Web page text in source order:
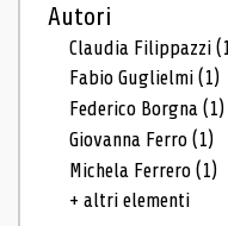
Autori
Claudia Filippazzi
Fabio Guglielmi(1)
Federico Borgna(1)
Giovanna Ferro(1)
Michela Ferrero(1)
+ altri elementi